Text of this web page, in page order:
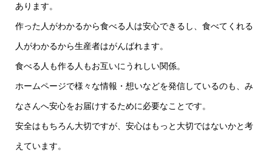
あります。
作った人がわかるから食べる人は安心できるし、食べてくれる
人がわかるから生産者はがんばれます。
食べる人も作る人もお互いにうれしい関係。
ホームページで様々な情報・想いなどを発信しているのも、み
なさんへ安心をお届けするために必要なことです。
安全はもちろん大切ですが、安心はもっと大切ではないかと考
えています。